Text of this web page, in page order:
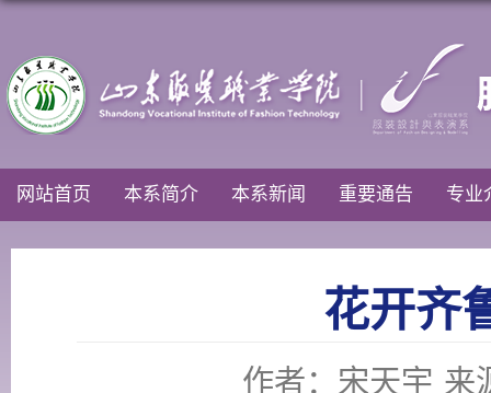
网站首页 本系简介 本系新闻 重要通告 专业
花开齐
作者：宋天宇 来